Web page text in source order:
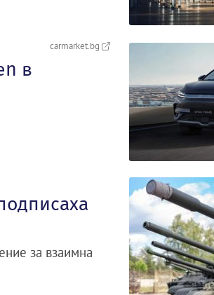
carmarket.bg
в
за взаимна